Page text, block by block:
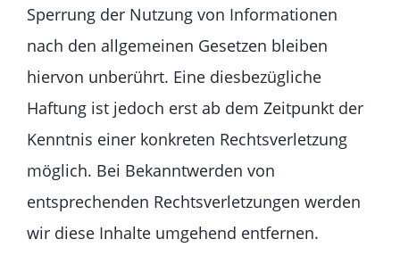
Sperrung der Nutzung von Informationen
nach den allgemeinen Gesetzen bleiben
hiervon unberührt. Eine diesbezügliche
Haftung ist jedoch erst ab dem Zeitpunkt der
Kenntnis einer konkreten Rechtsverletzung
möglich. Bei Bekanntwerden von
entsprechenden Rechtsverletzungen werden
wir diese Inhalte umgehend entfernen.